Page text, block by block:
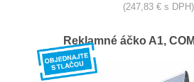
(247,83 € s DPH)
Reklamné áčko A1,